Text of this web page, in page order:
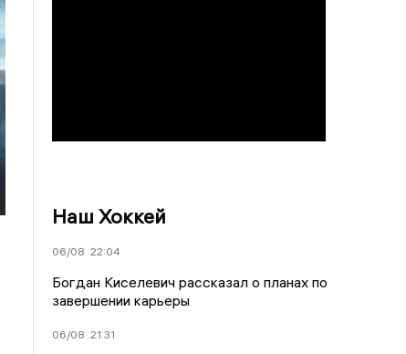
Наш Хоккей
06/08 22:04
Богдан Киселевич рассказал о планах по
завершении карьеры
06/08 21:31